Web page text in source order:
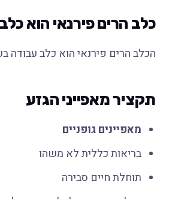
כלב הרים פירנאי הוא
הכלב הרים פירנאי הוא כלב עבודה בעל ממדים מאוד
תקציר מאפייני הגזע
מאפיינים גופניים
בריאות כללית לא משהו
תוחלת חיים סבירה